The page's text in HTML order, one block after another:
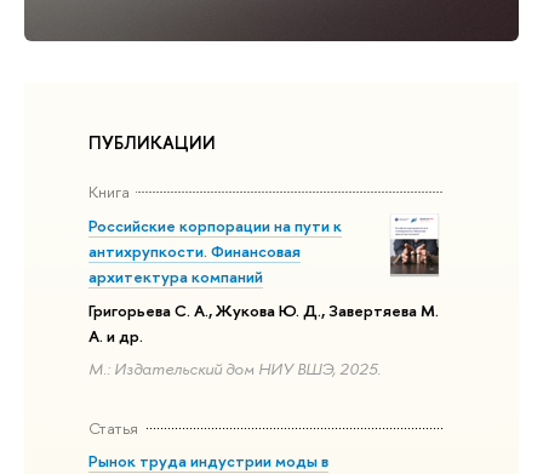
ПУБЛИКАЦИИ
Книга
Российские корпорации на пути к
антихрупкости. Финансовая
архитектура компаний
Григорьева С. А., Жукова Ю. Д., Завертяева М.
А. и др.
М.: Издательский дом НИУ ВШЭ, 2025.
Статья
Рынок труда индустрии моды в